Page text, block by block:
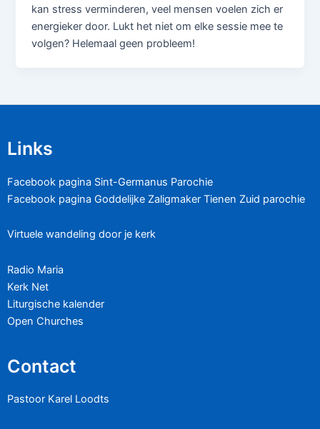
kan stress verminderen, veel mensen voelen zich er
energieker door. Lukt het niet om elke sessie mee te
volgen? Helemaal geen probleem!
Links
Facebook pagina Sint-Germanus Parochie
Facebook pagina Goddelijke Zaligmaker Tienen Zuid parochie
Virtuele wandeling door je kerk
Radio Maria
Kerk Net
Liturgische kalender
Open Churches
Contact
Pastoor Karel Loodts